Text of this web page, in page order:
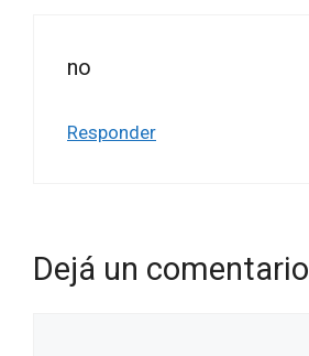
no
Responder
Dejá un comentario